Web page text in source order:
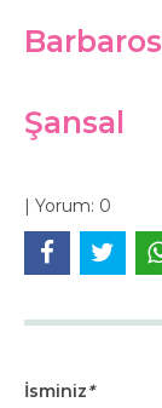
Barbaros
Şansal
| Yorum: 0
İsminiz*